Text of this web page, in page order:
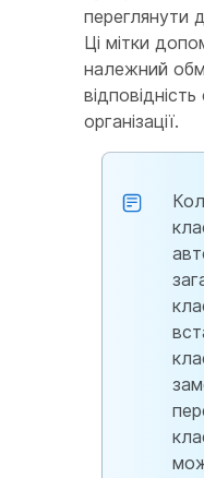
переглянути
Ці мітки
належний
організації.